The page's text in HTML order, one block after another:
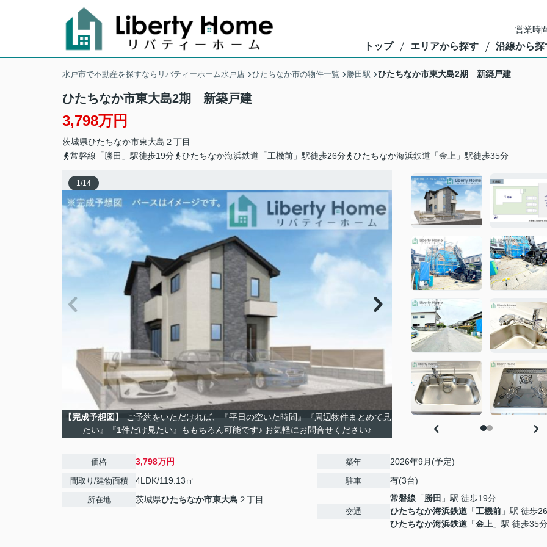
営業時
トップ エリアから探す 沿線から探
水戸市で不動産を探すならリバティーホーム水戸店 ひたちなか市の物件一覧 勝田駅 ひたちなか市東大島2期 新築戸建
ひたちなか市東大島2期 新築戸建
3,798万円
茨城県ひたちなか市東大島 ２丁目
常磐線「勝田」駅徒歩19分
ひたちなか海浜鉄道「工機前」駅徒歩26分 ひたちなか海浜鉄道「金上」駅徒歩35分
1/14
【完成予想図】
ご予約をいただければ、『平日の空いた時間』『周辺物件まとめて見
たい』『1件だけ見たい』ももちろん可能です♪ お気軽にお問合せください♪
価格 3,798万円
間取り/建物面積 4LDK/119.13㎡
所在地 茨城県ひたちなか市東大島 ２丁目
築年 2026年9月(予定)
駐車 有(3台)
交通
常磐線 「勝田 」駅 徒歩19分
ひたちなか海浜鉄道 「工機前 」駅 徒歩
ひたちなか海浜鉄道 「金上 」駅 徒歩35分